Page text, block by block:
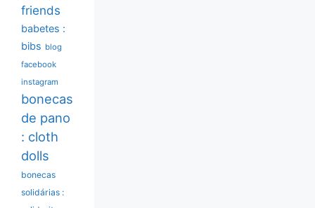
friends
babetes :
bibs blog
facebook
instagram
bonecas
de pano
: cloth
dolls
bonecas
solidárias :